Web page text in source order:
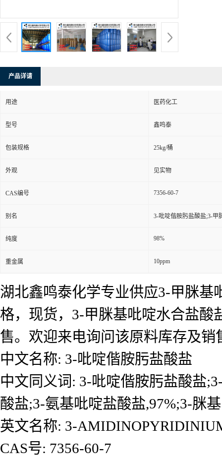
产品详请
用途 医药化工
型号 鑫鸣泰
包装规格 25kg/桶
外观 见实物
CAS编号 7356-60-7
别名 3-吡啶偕胺肟盐酸盐;3-甲
纯度 98%
重金属 10ppm
湖北鑫鸣泰化学专业供应3-甲脒基
格，现货，3-甲脒基吡啶水合盐
售。欢迎来电询问该原料库存及销
中文名称: 3-吡啶偕胺肟盐酸盐
中文同义词: 3-吡啶偕胺肟盐酸盐
酸盐;3-氨基吡啶盐酸盐,97%;3-脒
英文名称: 3-
CAS号: 7356-60-7